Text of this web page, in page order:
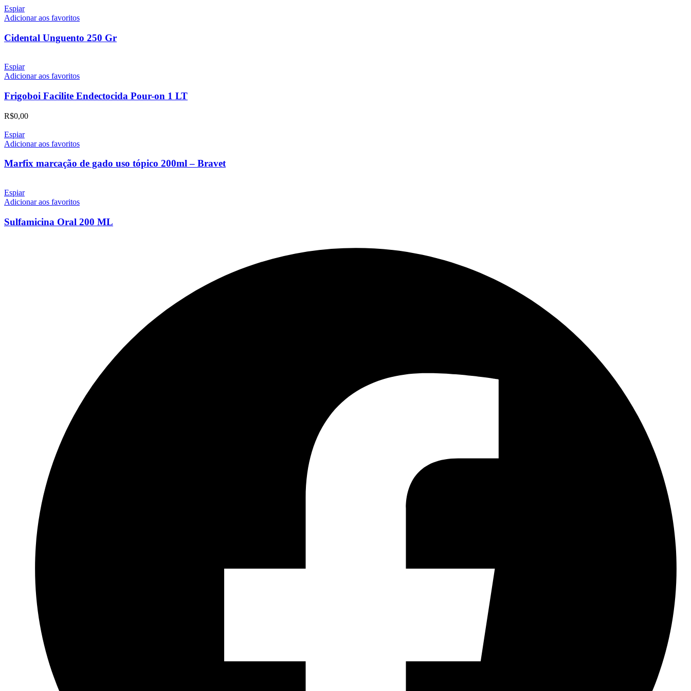
Espiar
Adicionar aos favoritos
Cidental Unguento 250 Gr
Espiar
Adicionar aos favoritos
Frigoboi Facilite Endectocida Pour-on 1 LT
R$0,00
Espiar
Adicionar aos favoritos
Marfix marcação de gado uso tópico 200ml – Bravet
Espiar
Adicionar aos favoritos
Sulfamicina Oral 200 ML